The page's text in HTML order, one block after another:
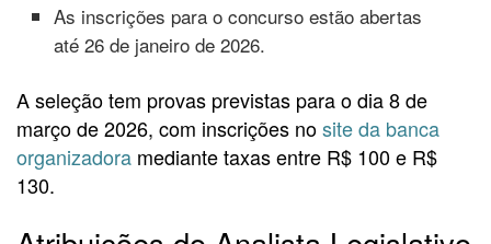
As inscrições para o concurso estão abertas
até 26 de janeiro de 2026.
A seleção tem provas previstas para o dia 8 de
março de 2026, com inscrições nosite da banca
organizadora mediante taxas entre R$ 100 e R$
130.